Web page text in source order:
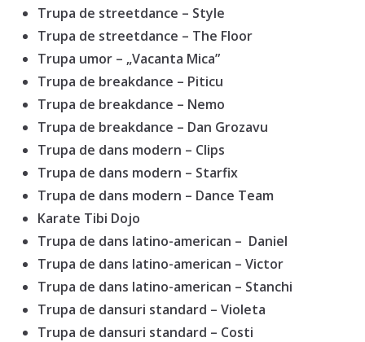
Trupa de streetdance – Style
Trupa de streetdance – The Floor
Trupa umor – „Vacanta Mica”
Trupa de breakdance – Piticu
Trupa de breakdance – Nemo
Trupa de breakdance – Dan Grozavu
Trupa de dans modern – Clips
Trupa de dans modern – Starfix
Trupa de dans modern – Dance Team
Karate Tibi Dojo
Trupa de dans latino-american – Daniel
Trupa de dans latino-american – Victor
Trupa de dans latino-american – Stanchi
Trupa de dansuri standard – Violeta
Trupa de dansuri standard – Costi